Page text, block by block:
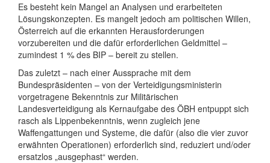
Es besteht kein Mangel an Analysen und erarbeiteten
Lösungskonzepten. Es mangelt jedoch am politischen Willen,
Österreich auf die erkannten Herausforderungen
vorzubereiten und die dafür erforderlichen Geldmittel –
zumindest 1 % des BIP – bereit zu stellen.
Das zuletzt – nach einer Aussprache mit dem
Bundespräsidenten – von der Verteidigungsministerin
vorgetragene Bekenntnis zur Militärischen
Landesverteidigung als Kernaufgabe des ÖBH entpuppt sich
rasch als Lippenbekenntnis, wenn zugleich jene
Waffengattungen und Systeme, die dafür (also die vier zuvor
erwähnten Operationen) erforderlich sind, reduziert und/oder
ersatzlos „ausgephast“ werden.